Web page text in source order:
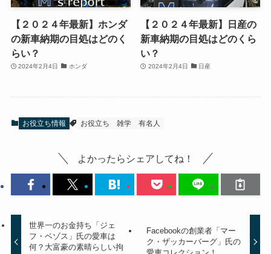
【２０２４年最新】ホンダ
の新車納期の目処はどのく
らい？
2024年2月4日 ホンダ
【２０２４年最新】日産の
新車納期の目処はどのくら
い？
2024年2月4日 日産
お役立ち情報 お役立ち 雑学 有名人
よかったらシェアしてね！
世界一のお金持ち「ジェ
フ・ベゾス」氏の愛車は
何？大富豪の素晴らしい拘
Facebookの創業者「マー
ク・ザッカーバーグ」氏の